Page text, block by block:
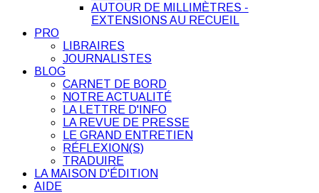
AUTOUR DE MILLIMÈTRES -
EXTENSIONS AU RECUEIL
PRO
LIBRAIRES
JOURNALISTES
BLOG
CARNET DE BORD
NOTRE ACTUALITÉ
LA LETTRE D'INFO
LA REVUE DE PRESSE
LE GRAND ENTRETIEN
RÉFLEXION(S)
TRADUIRE
LA MAISON D'ÉDITION
AIDE